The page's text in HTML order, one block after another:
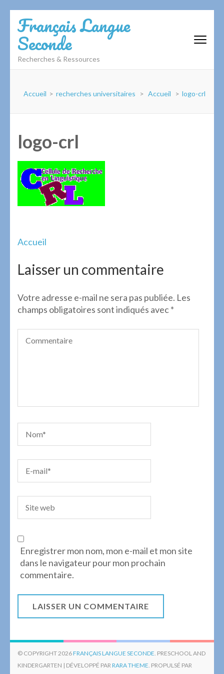
au
contenu
(Pressez
Entrée)
Français Langue
Seconde
Recherches & Ressources
Accueil > recherches universitaires > Accueil > logo-crl
logo-crl
Navigation
l’article
Accueil
Laisser un commentaire
Votre adresse e-mail ne sera pas publiée. Les
champs obligatoires sont indiqués avec*
Enregistrer mon nom, mon e-mail et mon site
dans le navigateur pour mon prochain
commentaire.
© COPYRIGHT 2026FRANÇAIS LANGUE SECONDE. PRESCHOOL AND
KINDERGARTEN | DÉVELOPPÉ PARRARA THEME. PROPULSÉ PAR